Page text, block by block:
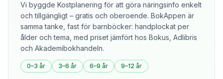
Vi byggde Kostplanering för att göra näringsinfo enkelt
och tillgängligt – gratis och oberoende. BokAppen är
samma tanke, fast för barnböcker: handplockat per
ålder och tema, med priset jämfört hos Bokus, Adlibris
och Akademibokhandeln.
0–3 år 3–6 år 6–9 år 9–12 år